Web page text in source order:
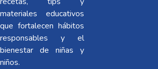
materiales educativos
que fortalecen hábitos
responsables y el
bienestar de niñas y
niños.